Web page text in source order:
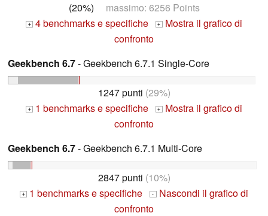
(20%) massimo: 6256 Points
+ 4 benchmarks e specifiche + Mostra il grafico di
confronto
Geekbench 6.7- Geekbench 6.7.1 Single-Core
1247 punti (29%)
+ 1 benchmarks e specifiche + Mostra il grafico di
confronto
Geekbench 6.7- Geekbench 6.7.1 Multi-Core
2847 punti (10%)
+ 1 benchmarks e specifiche - Nascondi il grafico di
confronto